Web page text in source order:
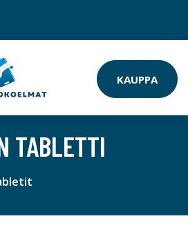
KAUPPA
TABLETTI